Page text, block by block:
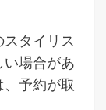
タイリス
い場合があ
予約が取